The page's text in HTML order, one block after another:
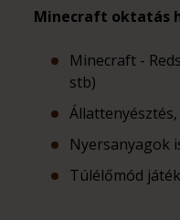
Minecraft oktatás
Minecraft -
stb)
Nyersanyagok
Túlélőmód